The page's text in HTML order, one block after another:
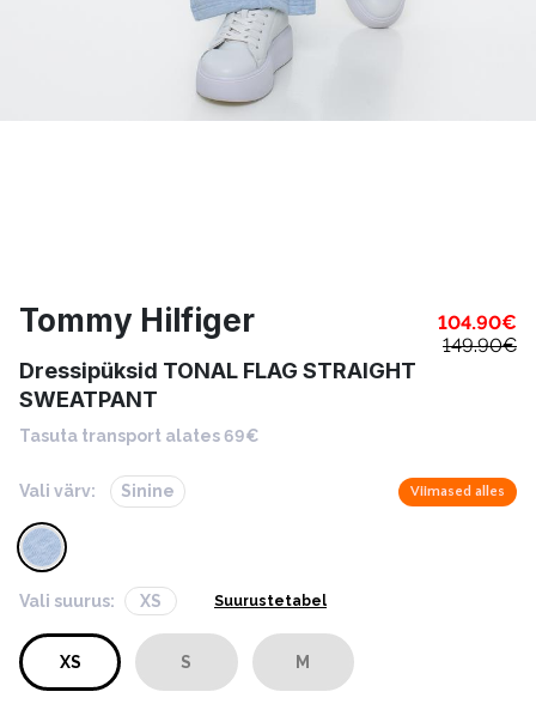
Tommy Hilfiger 104.90€
149.90€
Dressipüksid TONAL FLAG STRAIGHT
SWEATPANT
Tasuta transport alates 69€
Vali värv: Sinine Viimased alles
Vali suurus: XS Suurustetabel
XS S M